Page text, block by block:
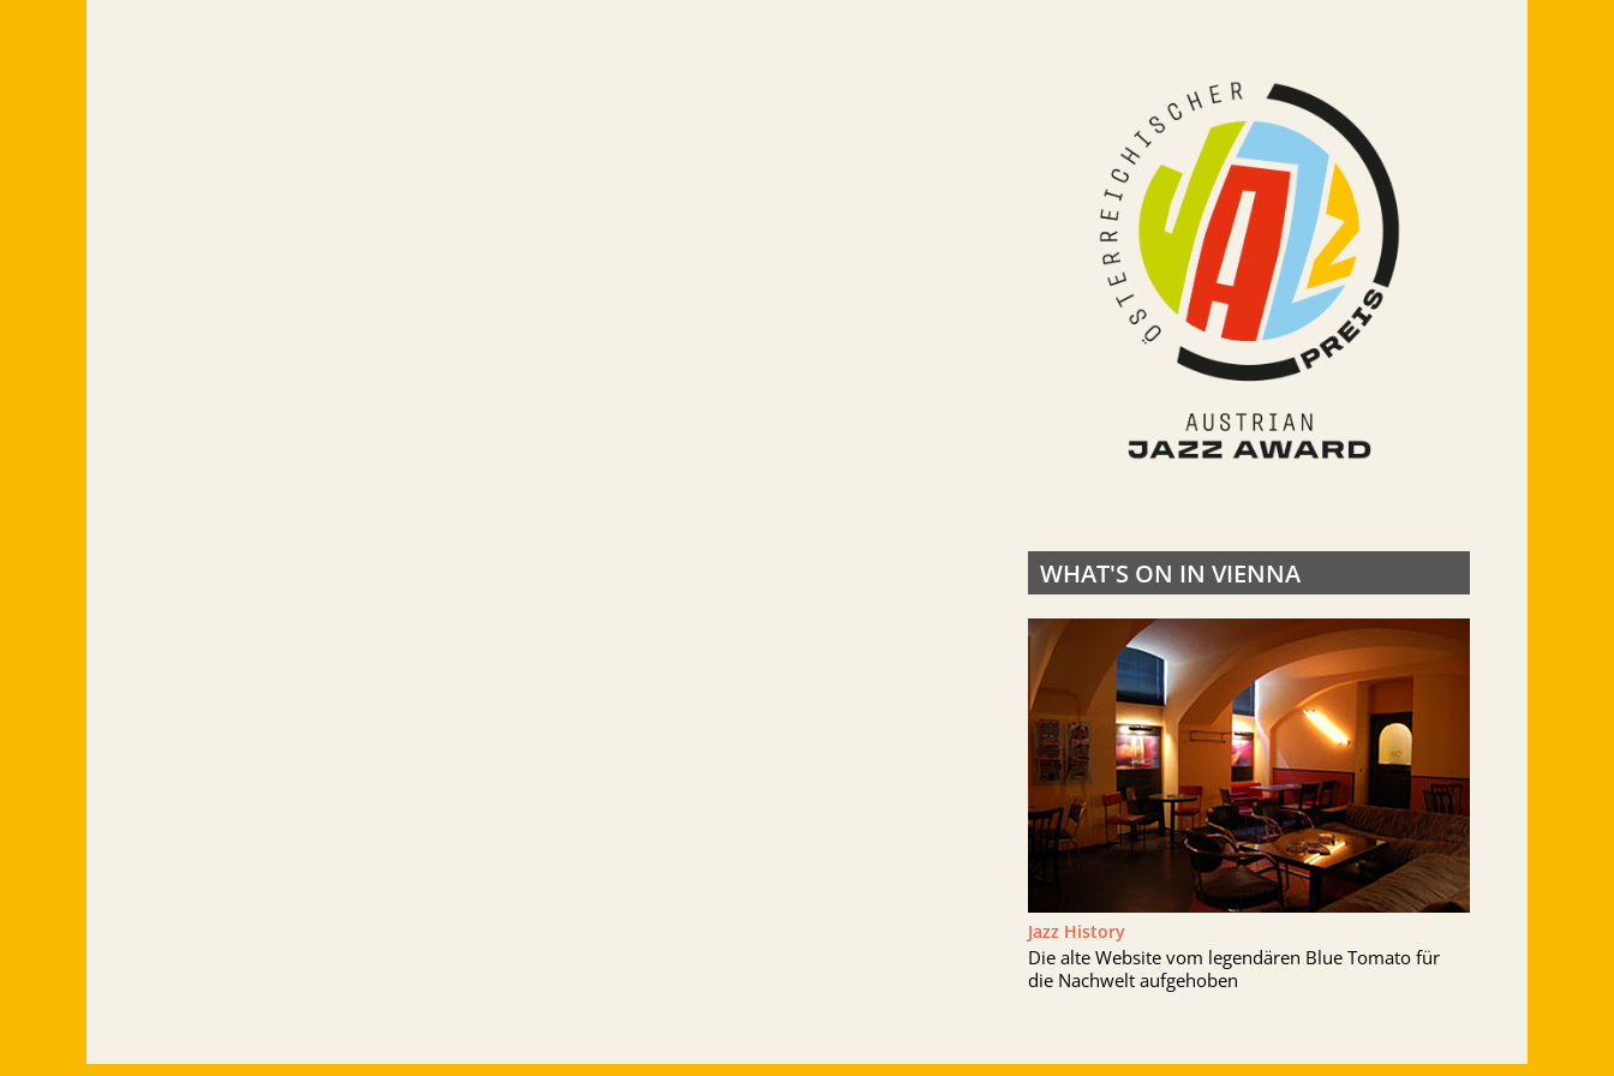
WHAT'S ON IN VIENNA
Jazz History
Die alte Website vom legendären Blue Tomato für
die Nachwelt aufgehoben